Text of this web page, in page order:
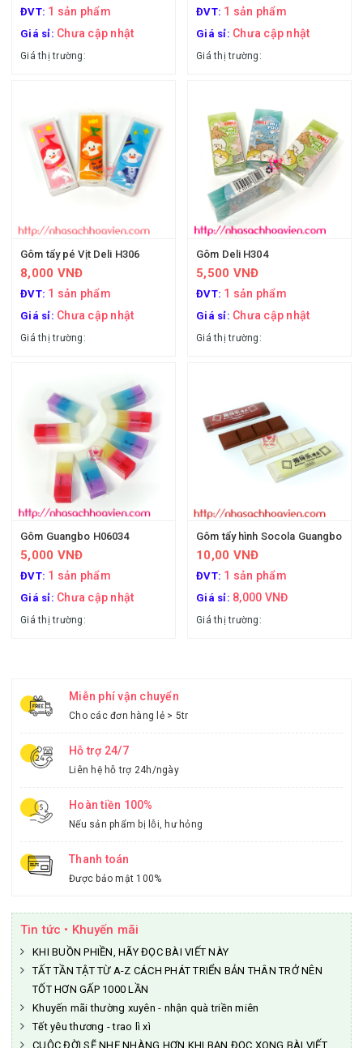
ĐVT: 1 sản phẩm
Giá sỉ: Chưa cập nhật
Giá thị trường:
ĐVT: 1 sản phẩm
Giá sỉ: Chưa cập nhật
Giá thị trường:
Gôm tẩy pé Vịt Deli H306
8,000 VNĐ
ĐVT: 1 sản phẩm
Giá sỉ: Chưa cập nhật
Giá thị trường:
Gôm Deli H304
5,500 VNĐ
ĐVT: 1 sản phẩm
Giá sỉ: Chưa cập nhật
Giá thị trường:
Gôm Guangbo H06034
5,000 VNĐ
ĐVT: 1 sản phẩm
Giá sỉ: Chưa cập nhật
Giá thị trường:
Gôm tẩy hình Socola Guangbo
10,00 VNĐ
ĐVT: 1 sản phẩm
Giá sỉ: 8,000 VNĐ
Giá thị trường:
Miễn phí vận chuyển
Cho các đơn hàng lẻ > 5tr
Hỗ trợ 24/7
Liên hệ hỗ trợ 24h/ngày
Hoàn tiền 100%
Nếu sản phẩm bị lỗi, hư hỏng
Thanh toán
Được bảo mật 100%
Tin tức • Khuyến mãi
KHI BUỒN PHIỀN, HÃY ĐỌC BÀI VIẾT NÀY
TẤT TẦN TẬT TỪ A-Z CÁCH PHÁT TRIỂN BẢN THÂN TRỞ NÊN
TỐT HƠN GẤP 1000 LẦN
Khuyến mãi thường xuyên - nhận quà triền miên
Tết yêu thương - trao lì xì
CUỘC ĐỜI SẼ NHẸ NHÀNG HƠN KHI BẠN ĐỌC XONG BÀI VIẾT